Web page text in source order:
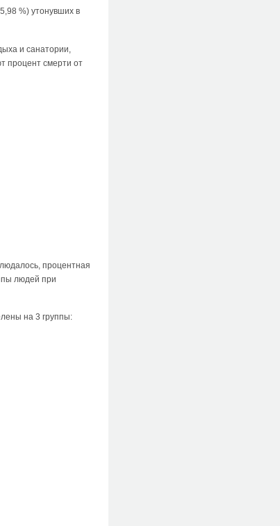
%) утонувших в
и санатории,
процент смерти от
процентная
людей при
на 3 группы: